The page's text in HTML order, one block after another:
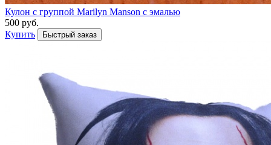
Кулон с группой Marilyn Manson с эмалью
500 руб.
Купить
Быстрый заказ